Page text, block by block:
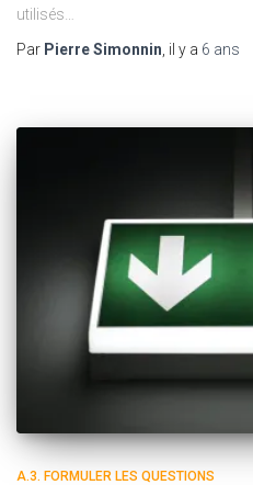
utilisés…
Par Pierre Simonnin , il y a 6 ans
A.3. FORMULER LES QUESTIONS